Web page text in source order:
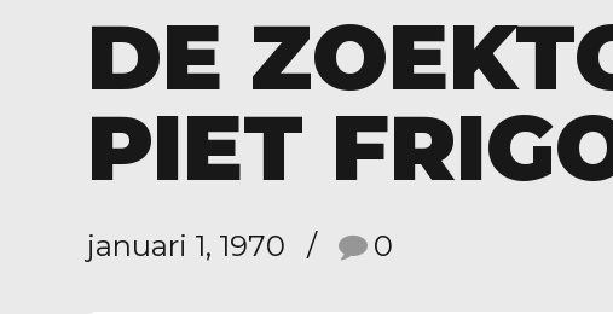
DE
PIET
januari 1, 1970 0